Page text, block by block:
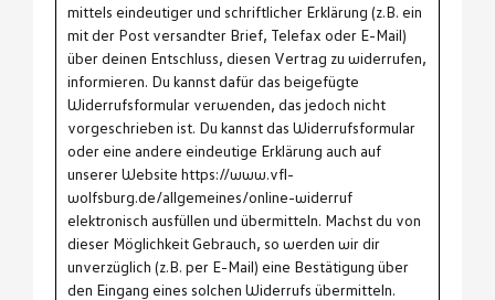
mittels eindeutiger und schriftlicher Erklärung (z.B. ein
mit der Post versandter Brief, Telefax oder E-Mail)
über deinen Entschluss, diesen Vertrag zu widerrufen,
informieren. Du kannst dafür das beigefügte
Widerrufsformular verwenden, das jedoch nicht
vorgeschrieben ist. Du kannst das Widerrufsformular
oder eine andere eindeutige Erklärung auch auf
unserer Website https://www.vfl-
wolfsburg.de/allgemeines/online-widerruf
elektronisch ausfüllen und übermitteln. Machst du von
dieser Möglichkeit Gebrauch, so werden wir dir
unverzüglich (z.B. per E-Mail) eine Bestätigung über
den Eingang eines solchen Widerrufs übermitteln.